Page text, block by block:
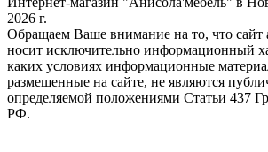
2026 г.
Обращаем Ваше внимание на то, что сайт
носит исключительно информационный
каких условиях информационные
размещенные на сайте, не являются
определяемой положениями Статьи 437
РФ.